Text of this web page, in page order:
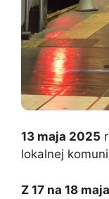
13 maja 2025
lokalnej
Z 17 na 18